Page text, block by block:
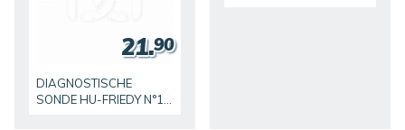
DIAGNOSTISCHE
SONDE HU-FRIEDY N°17
21.90